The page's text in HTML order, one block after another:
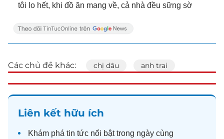
tôi lo hết, khi đồ ăn mang về, cả nhà đều sững sờ
Các chủ đề khác: chị dâu anh trai
Liên kết hữu ích
Khám phá tin tức nổi bật trong ngày cùng